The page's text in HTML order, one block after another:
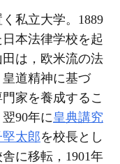
私立大学。1889
本法律学校を起
は，欧米流の法
道精神に基づ
家を養成するこ
90年に皇典講究
太郎を校長とし
に移転，1901年